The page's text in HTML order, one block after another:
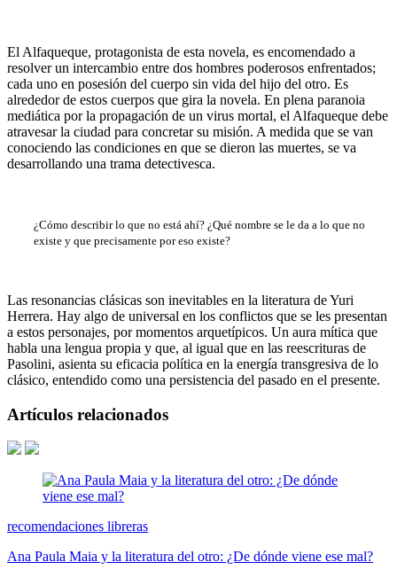
El Alfaqueque, protagonista de esta novela, es encomendado a
resolver un intercambio entre dos hombres poderosos enfrentados;
cada uno en posesión del cuerpo sin vida del hijo del otro. Es
alrededor de estos cuerpos que gira la novela. En plena paranoia
mediática por la propagación de un virus mortal, el Alfaqueque debe
atravesar la ciudad para concretar su misión. A medida que se van
conociendo las condiciones en que se dieron las muertes, se va
desarrollando una trama detectivesca.
¿Cómo describir lo que no está ahí? ¿Qué nombre se le da a lo que no
existe y que precisamente por eso existe?
Las resonancias clásicas son inevitables en la literatura de Yuri
Herrera. Hay algo de universal en los conflictos que se les presentan
a estos personajes, por momentos arquetípicos. Un aura mítica que
habla una lengua propia y que, al igual que en las reescrituras de
Pasolini, asienta su eficacia política en la energía transgresiva de lo
clásico, entendido como una persistencia del pasado en el presente.
Artículos relacionados
recomendaciones libreras
Ana Paula Maia y la literatura del otro: ¿De dónde viene ese mal?